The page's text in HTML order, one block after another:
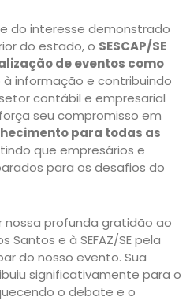
do interesse demonstrado
do estado, o SESCAP/SE
de eventos como
informação e contribuindo
contábil e empresarial
seu compromisso em
para todas as
que empresários e
para os desafios do
nossa profunda gratidão ao
Santos e à SEFAZ/SE pela
do nosso evento. Sua
significativamente para o
o debate e o